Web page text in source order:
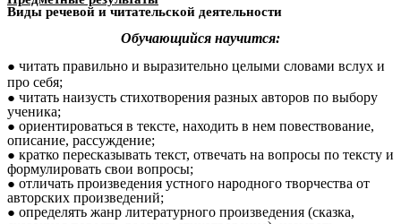
Виды речевой и читательской деятельности
Обучающийся научится:
читать правильно и выразительно целыми словами вслух и
про себя;
читать наизусть стихотворения разных авторов по выбору
ученика;
ориентироваться в тексте, находить в нем повествование,
описание, рассуждение;
кратко пересказывать текст, отвечать на вопросы по тексту и
формулировать свои вопросы;
отличать произведения устного народного творчества от
авторских произведений;
определять жанр литературного произведения (сказка,